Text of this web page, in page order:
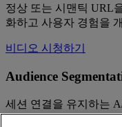
정상 또는 시맨틱 URL
화하고 사용자 경험을
비디오 시청하기
Audience
세션 연결을 유지하는
니다.